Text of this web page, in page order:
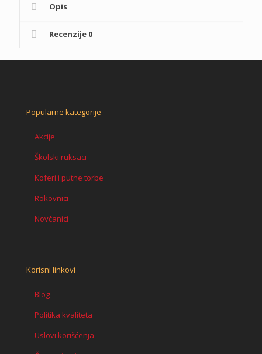
Opis
Recenzije 0
Popularne kategorije
Akcije
Školski ruksaci
Koferi i putne torbe
Rokovnici
Novčanici
Korisni linkovi
Blog
Politika kvaliteta
Uslovi korišćenja